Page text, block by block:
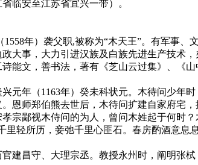
临安至江苏省宜兴一带）。
年）袭父职,被称为“木天王”。有军事
大事，大力引进汉族及白族先进生产技术
能文，善书法，著有《芝山云过集》、《
元年（1163年）癸未科状元。木待问少年
恩师郑伯熊去世后，木待问扩建自家府宅
宗鄙视木侍问的为人，曾问木姓起于何时
轻所历，妾弛千里心匪石。春房酌酒意
建昌守、大理宗丞。教授永州时，阐明张栻